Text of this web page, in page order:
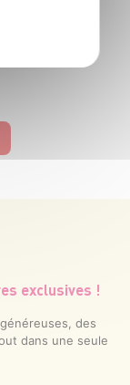
exclusives !
des
dans une seule